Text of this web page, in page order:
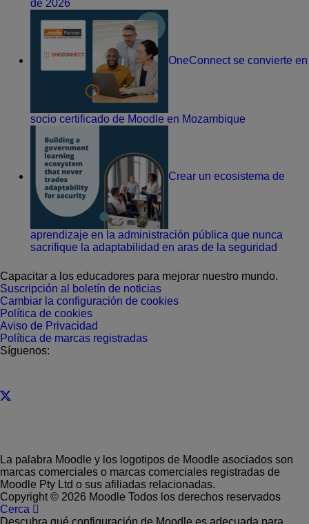
de 2026
OneConnect se convierte en
socio certificado de Moodle en Mozambique
Crear un ecosistema de
aprendizaje en la administración pública que nunca
sacrifique la adaptabilidad en aras de la seguridad
Capacitar a los educadores para mejorar nuestro mundo.
Suscripción al boletín de noticias
Cambiar la configuración de cookies
Política de cookies
Aviso de Privacidad
Política de marcas registradas
Síguenos:
La palabra Moodle y los logotipos de Moodle asociados son
marcas comerciales o marcas comerciales registradas de
Moodle Pty Ltd o sus afiliadas relacionadas.
Copyright © 2026 Moodle Todos los derechos reservados
Cerca